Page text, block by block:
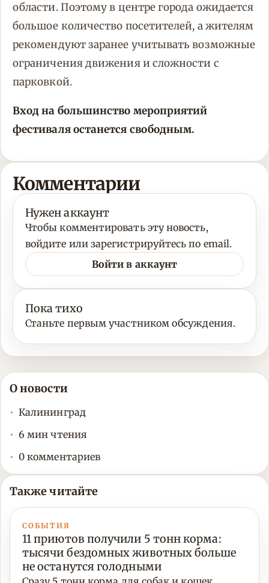
области. Поэтому в центре города ожидается
большое количество посетителей, а жителям
рекомендуют заранее учитывать возможные
ограничения движения и сложности с
парковкой.
Вход на большинство мероприятий
фестиваля останется свободным.
Комментарии
Нужен аккаунт
Чтобы комментировать эту новость,
войдите или зарегистрируйтесь по email.
Войти в аккаунт
Пока тихо
Станьте первым участником обсуждения.
О новости
Калининград
6 мин чтения
0 комментариев
Также читайте
СОБЫТИЯ
11 приютов получили 5 тонн корма:
тысячи бездомных животных больше
не останутся голодными